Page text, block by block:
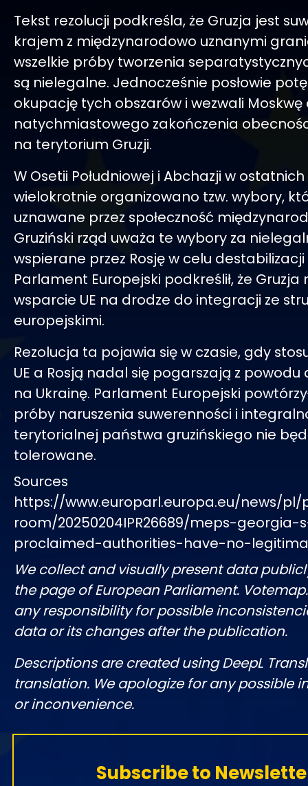
Tekst rezolucji podkreśla, że Gruzja jest
krajem z międzynarodowo uznanymi
wszelkie próby tworzenia
są nielegalne. Jednocześnie posłowie
okupację tych obszarów i wezwali Moskwę
natychmiastowego zakończenia
na terytorium Gruzji.
W Osetii Południowej i Abchazji w
wielokrotnie organizowano tzw. wybory,
uznawane przez społeczność
Gruziński rząd uważa te wybory za
wspierane przez Rosję w celu
Parlament Europejski podkreślił, że Gruzja
wsparcie UE na drodze do integracji ze
europejskimi.
Rezolucja ta pojawia się w czasie, gdy
UE a Rosją nadal się pogarszają z powodu
na Ukrainę. Parlament Europejski
próby naruszenia suwerenności i
terytorialnej państwa gruzińskiego nie
tolerowane.
Sources
https://www.europarl.europa.eu/news/pl/
room/20250204IPR26689/meps-georgia-
proclaimed-authorities-have-no-
We collect and visually present data
the page of European Parliament.
any responsibility for possible
data or its changes after the publication.
Descriptions are created using DeepL
translation. We apologize for any possible
or inconvenience.
Subscribe to